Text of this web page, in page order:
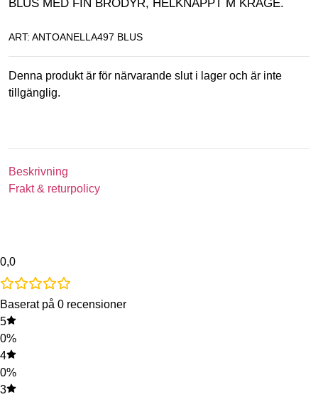
BLUS MED FIN BRODYR, HELKNÄPPT M KRAGE.
ART: ANTOANELLA497 BLUS
Denna produkt är för närvarande slut i lager och är inte
tillgänglig.
Beskrivning
Frakt & returpolicy
0,0
Baserat på 0 recensioner
5
0%
4
0%
3